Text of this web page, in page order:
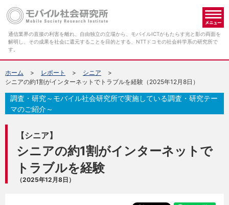
通信業界の直接の利害を離れ、自由独立の立場から、モバイルICTがもたらす光と影の両面を
解明し、その成果を社会に還元することを目的とする、NTTドコモの社会科学系の研究所で
す。
ホーム レポート
シニア
シニアの約1割がインターネットでトラブルを経験（2025年12月8日）
【シニア】
シニアの約1割がインターネットで
トラブルを経験
（2025年12月8日）
調査・研究～モバイル社会研究所で実施している調査・研究テー
マのご紹介～